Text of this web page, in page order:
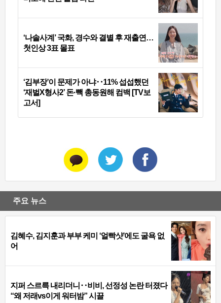
‘나솔사계’ 국화, 경수와 결별 후 재출연…
첫인상 3표 몰표
‘김부장’이 문제가 아냐‥11% 섭섭했던
‘재벌X형사2’ 돈·빽 총동원해 컴백 [TV보
고서]
주요 뉴스
김혜수, 김지훈과 부부 케미 ‘얼빡샷’에도 굴욕 없
어
지퍼 스르륵 내리더니‥비비, 선정성 논란 터졌다
“왜 저래vs이게 워터밤” 시끌